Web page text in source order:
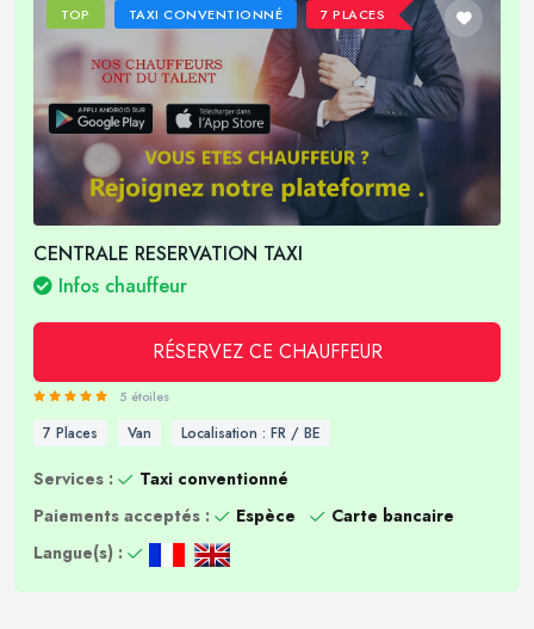
TOP TAXI CONVENTIONNÉ 7 PLACES
CENTRALE RESERVATION TAXI
Infos chauffeur
RÉSERVEZ CE CHAUFFEUR
5 étoiles
7 Places Van Localisation : FR / BE
Services :
Taxi conventionné
Paiements acceptés :
Espèce
Carte bancaire
Langue(s) :